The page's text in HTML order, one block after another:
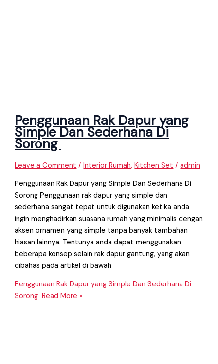
Penggunaan Rak Dapur yang
Simple Dan Sederhana Di
Sorong
Leave a Comment /Interior Rumah,Kitchen Set /admin
Penggunaan Rak Dapur yang Simple Dan Sederhana Di
Sorong Penggunaan rak dapur yang simple dan
sederhana sangat tepat untuk digunakan ketika anda
ingin menghadirkan suasana rumah yang minimalis dengan
aksen ornamen yang simple tanpa banyak tambahan
hiasan lainnya. Tentunya anda dapat menggunakan
beberapa konsep selain rak dapur gantung, yang akan
dibahas pada artikel di bawah
Penggunaan Rak Dapur yang Simple Dan Sederhana Di
Sorong Read More »